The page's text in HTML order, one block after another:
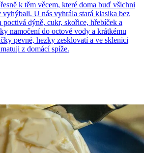
k těm věcem, které doma buď všichni
U nás vyhrála stará klasika bez
poctivá dýně, cukr, skořice, hřebíček a
namočení do octové vody a krátkému
pevné, hezky zesklovatí a ve sklenici
z domácí spíže.